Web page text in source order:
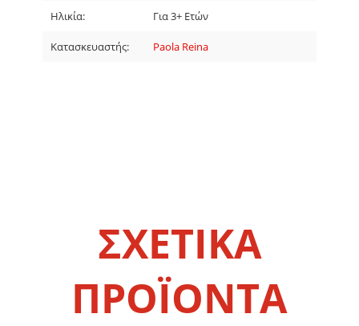
Ηλικία: Για 3+ Ετών
Κατασκευαστής: Paola Reina
ΣΧΕΤΙΚΑ
ΠΡΟΪΟΝΤΑ